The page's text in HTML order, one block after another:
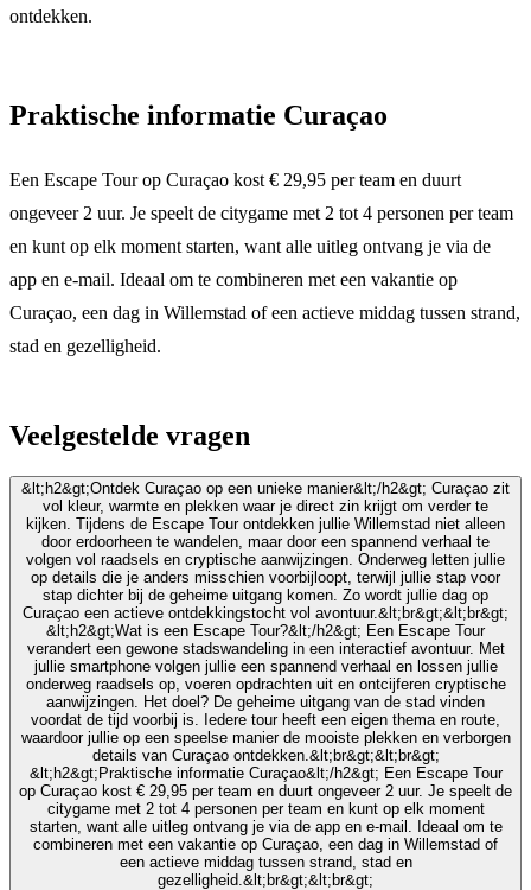
ontdekken.
Praktische informatie Curaçao
Een Escape Tour op Curaçao kost € 29,95 per team en duurt
ongeveer 2 uur. Je speelt de citygame met 2 tot 4 personen per team
en kunt op elk moment starten, want alle uitleg ontvang je via de
app en e-mail. Ideaal om te combineren met een vakantie op
Curaçao, een dag in Willemstad of een actieve middag tussen strand,
stad en gezelligheid.
Veelgestelde vragen
&lt;h2&gt;Ontdek Curaçao op een unieke manier&lt;/h2&gt; Curaçao zit
vol kleur, warmte en plekken waar je direct zin krijgt om verder te
kijken. Tijdens de Escape Tour ontdekken jullie Willemstad niet alleen
door erdoorheen te wandelen, maar door een spannend verhaal te
volgen vol raadsels en cryptische aanwijzingen. Onderweg letten jullie
op details die je anders misschien voorbijloopt, terwijl jullie stap voor
stap dichter bij de geheime uitgang komen. Zo wordt jullie dag op
Curaçao een actieve ontdekkingstocht vol avontuur.&lt;br&gt;&lt;br&gt;
&lt;h2&gt;Wat is een Escape Tour?&lt;/h2&gt; Een Escape Tour
verandert een gewone stadswandeling in een interactief avontuur. Met
jullie smartphone volgen jullie een spannend verhaal en lossen jullie
onderweg raadsels op, voeren opdrachten uit en ontcijferen cryptische
aanwijzingen. Het doel? De geheime uitgang van de stad vinden
voordat de tijd voorbij is. Iedere tour heeft een eigen thema en route,
waardoor jullie op een speelse manier de mooiste plekken en verborgen
details van Curaçao ontdekken.&lt;br&gt;&lt;br&gt;
&lt;h2&gt;Praktische informatie Curaçao&lt;/h2&gt; Een Escape Tour
op Curaçao kost € 29,95 per team en duurt ongeveer 2 uur. Je speelt de
citygame met 2 tot 4 personen per team en kunt op elk moment
starten, want alle uitleg ontvang je via de app en e-mail. Ideaal om te
combineren met een vakantie op Curaçao, een dag in Willemstad of
een actieve middag tussen strand, stad en
gezelligheid.&lt;br&gt;&lt;br&gt;